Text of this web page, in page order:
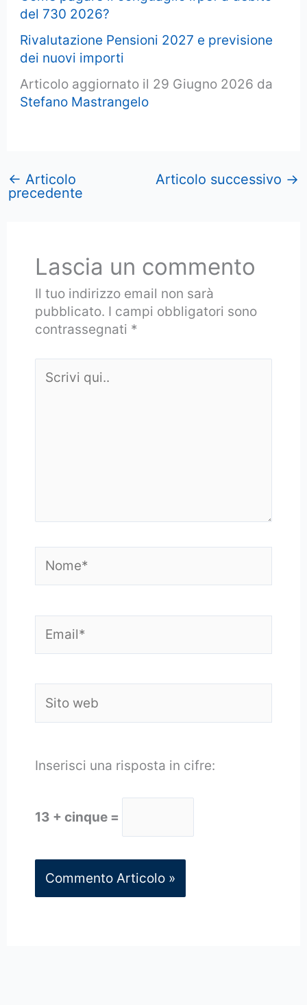
del 730 2026?
Rivalutazione Pensioni 2027 e previsione
dei nuovi importi
Articolo aggiornato il 29 Giugno 2026 da
Stefano Mastrangelo
← Articolo
precedente
Articolo successivo →
Lascia un commento
Il tuo indirizzo email non sarà
pubblicato. I campi obbligatori sono
contrassegnati *
qui..
web
Inserisci una risposta in cifre:
13 + cinque =